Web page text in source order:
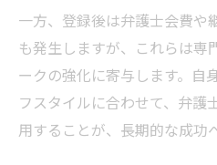
一方、登録後は弁護士会費や
も発生しますが、これらは専
ークの強化に寄与します。自
フスタイルに合わせて、弁護
用することが、長期的な成功